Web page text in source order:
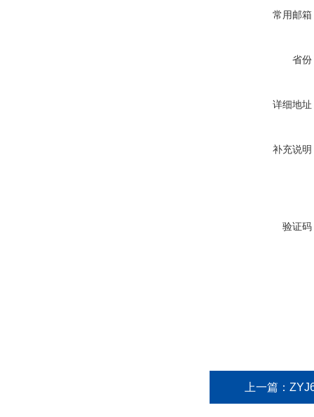
常用邮箱
省份
详细地址
补充说明
验证码
上一篇：